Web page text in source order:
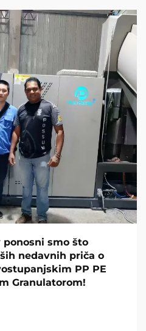
ponosni smo što
nedavnih priča o
PP PE
Granulatorom!